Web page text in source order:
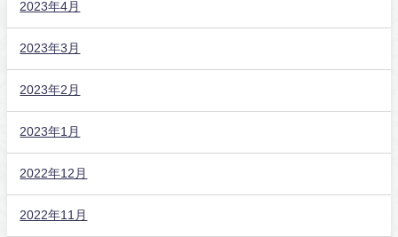
2023年4月
2023年3月
2023年2月
2023年1月
2022年12月
2022年11月